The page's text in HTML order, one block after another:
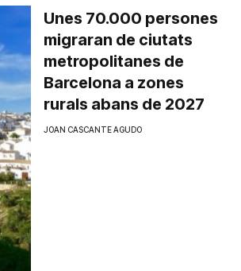
Unes 70.000 persones
migraran de ciutats
metropolitanes de
Barcelona a zones
rurals abans de 2027
JOAN CASCANTE AGUDO